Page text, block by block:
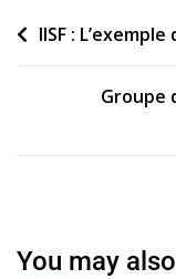
Navigation
IISF :
Groupe
You may